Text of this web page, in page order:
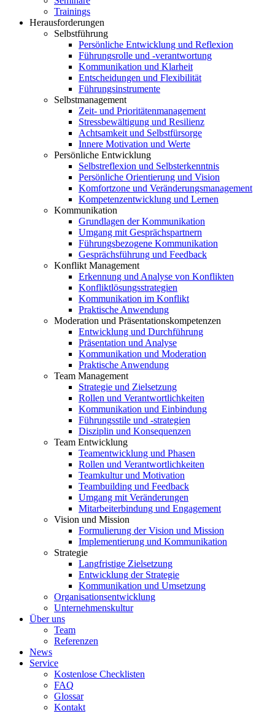
Trainings
Herausforderungen
Selbstführung
Persönliche Entwicklung und Reflexion
Führungsrolle und -verantwortung
Kommunikation und Klarheit
Entscheidungen und Flexibilität
Führungsinstrumente
Selbstmanagement
Zeit- und Prioritätenmanagement
Stressbewältigung und Resilienz
Achtsamkeit und Selbstfürsorge
Innere Motivation und Werte
Persönliche Entwicklung
Selbstreflexion und Selbsterkenntnis
Persönliche Orientierung und Vision
Komfortzone und Veränderungsmanagement
Kompetenzentwicklung und Lernen
Kommunikation
Grundlagen der Kommunikation
Umgang mit Gesprächspartnern
Führungsbezogene Kommunikation
Gesprächsführung und Feedback
Konflikt Management
Erkennung und Analyse von Konflikten
Konfliktlösungsstrategien
Kommunikation im Konflikt
Praktische Anwendung
Moderation und Präsentationskompetenzen
Entwicklung und Durchführung
Präsentation und Analyse
Kommunikation und Moderation
Praktische Anwendung
Team Management
Strategie und Zielsetzung
Rollen und Verantwortlichkeiten
Kommunikation und Einbindung
Führungsstile und -strategien
Disziplin und Konsequenzen
Team Entwicklung
Teamentwicklung und Phasen
Rollen und Verantwortlichkeiten
Teamkultur und Motivation
Teambuilding und Feedback
Umgang mit Veränderungen
Mitarbeiterbindung und Engagement
Vision und Mission
Formulierung der Vision und Mission
Implementierung und Kommunikation
Strategie
Langfristige Zielsetzung
Entwicklung der Strategie
Kommunikation und Umsetzung
Organisationsentwicklung
Unternehmenskultur
Über uns
Team
Referenzen
News
Service
Kostenlose Checklisten
FAQ
Glossar
Kontakt